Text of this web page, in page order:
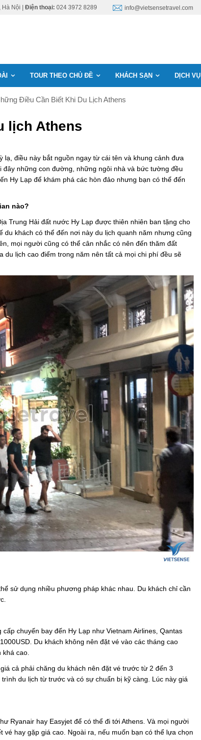
Nội | Điện thoại: 024 3972 8289 info@vietsensetravel.com
TOUR THEO CHỦ ĐỀ KHÁCH SẠN DỊCH VỤ
Điều Cần Biết Khi Du Lịch Athens
lịch Athens
điều này bắt nguồn ngay từ cái tên và khung cảnh đưa
những con đường, những ngôi nhà và bức tường đều
Hy Lạp để khám phá các hòn đảo nhưng bạn có thể đến
nào?
Trung Hải đất nước Hy Lạp được thiên nhiên ban tặng cho
khách có thể đến nơi này du lịch quanh năm nhưng cũng
mọi người cũng có thể cân nhắc có nên đến thăm đất
lịch cao điểm trong năm nên tất cả mọi chi phí đều sẽ
sử dụng nhiều phương pháp khác nhau. Du khách chỉ cần
chuyến bay đến Hy Lạp như Vietnam Airlines, Qantas
Du khách không nên đặt vé vào các tháng cao
cao.
cả phải chăng du khách nên đặt vé trước từ 2 đến 3
du lịch từ trước và có sự chuẩn bị kỹ càng. Lúc này giá
Ryanair hay Easyjet để có thể đi tới Athens. Và mọi người
hay gặp giá cao. Ngoài ra, nếu muốn bạn có thể lựa chọn